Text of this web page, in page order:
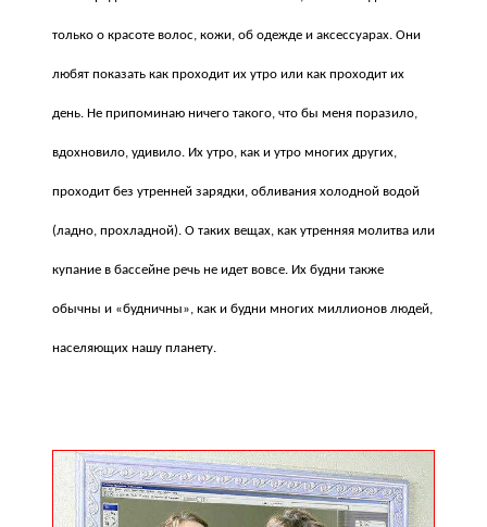
только о красоте волос, кожи, об одежде и аксессуарах. Они
любят показать как проходит их утро или как проходит их
день. Не припоминаю ничего такого, что бы меня поразило,
вдохновило, удивило. Их утро, как и утро многих других,
проходит без утренней зарядки, обливания холодной водой
(ладно, прохладной). О таких вещах, как утренняя молитва или
купание в бассейне речь не идет вовсе. Их будни также
обычны и «будничны», как и будни многих миллионов людей,
населяющих нашу планету.